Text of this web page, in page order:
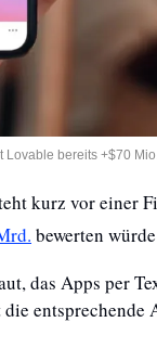
bereits +$70
kurz vor einer
bewerten würde
das Apps per
entsprechende